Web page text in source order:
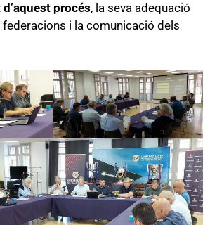
procés, la seva adequació
i la comunicació dels